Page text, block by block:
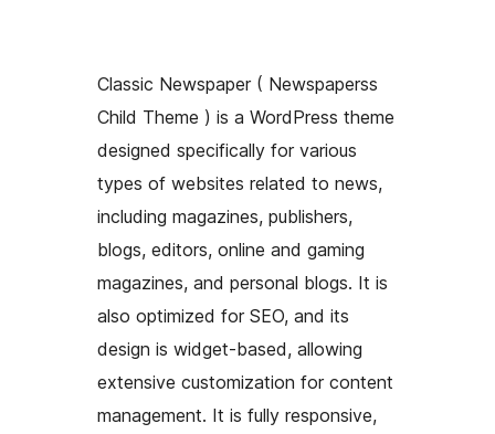
Classic Newspaper ( Newspaperss
Child Theme ) is a WordPress theme
designed specifically for various
types of websites related to news,
including magazines, publishers,
blogs, editors, online and gaming
magazines, and personal blogs. It is
also optimized for SEO, and its
design is widget-based, allowing
extensive customization for content
management. It is fully responsive,